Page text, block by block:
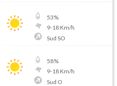
53%
9-18Km/h
Sud SO
58%
9-18Km/h
Sud O